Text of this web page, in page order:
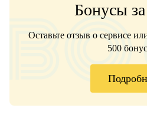
Бонусы
Оставьте отзыв о сервисе
500